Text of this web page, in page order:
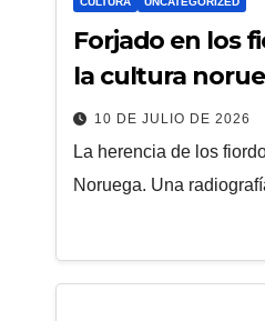
Forjado en los
la cultura
10 DE JULIO DE 2026
La herencia de los
Noruega. Una